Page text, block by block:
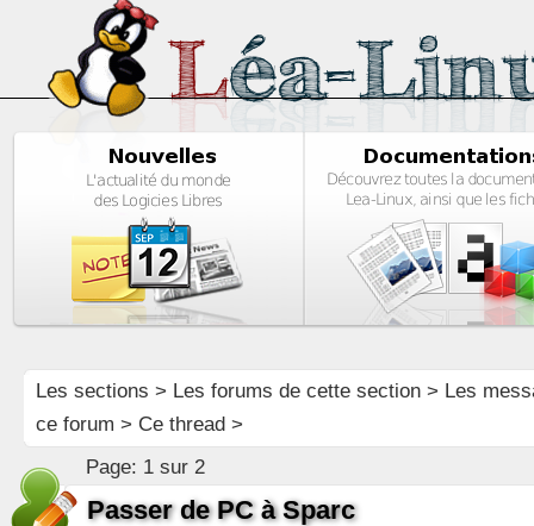
Les sections > Les forums de cette section> Les
ce forum > Ce thread >
Page: 1 sur 2
Passer de PC à Sparc